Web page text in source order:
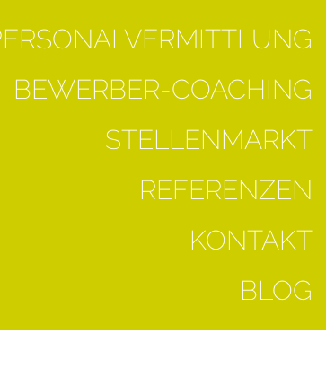
BEWERBER-COACHING
STELLENMARKT
REFERENZEN
KONTAKT
BLOG